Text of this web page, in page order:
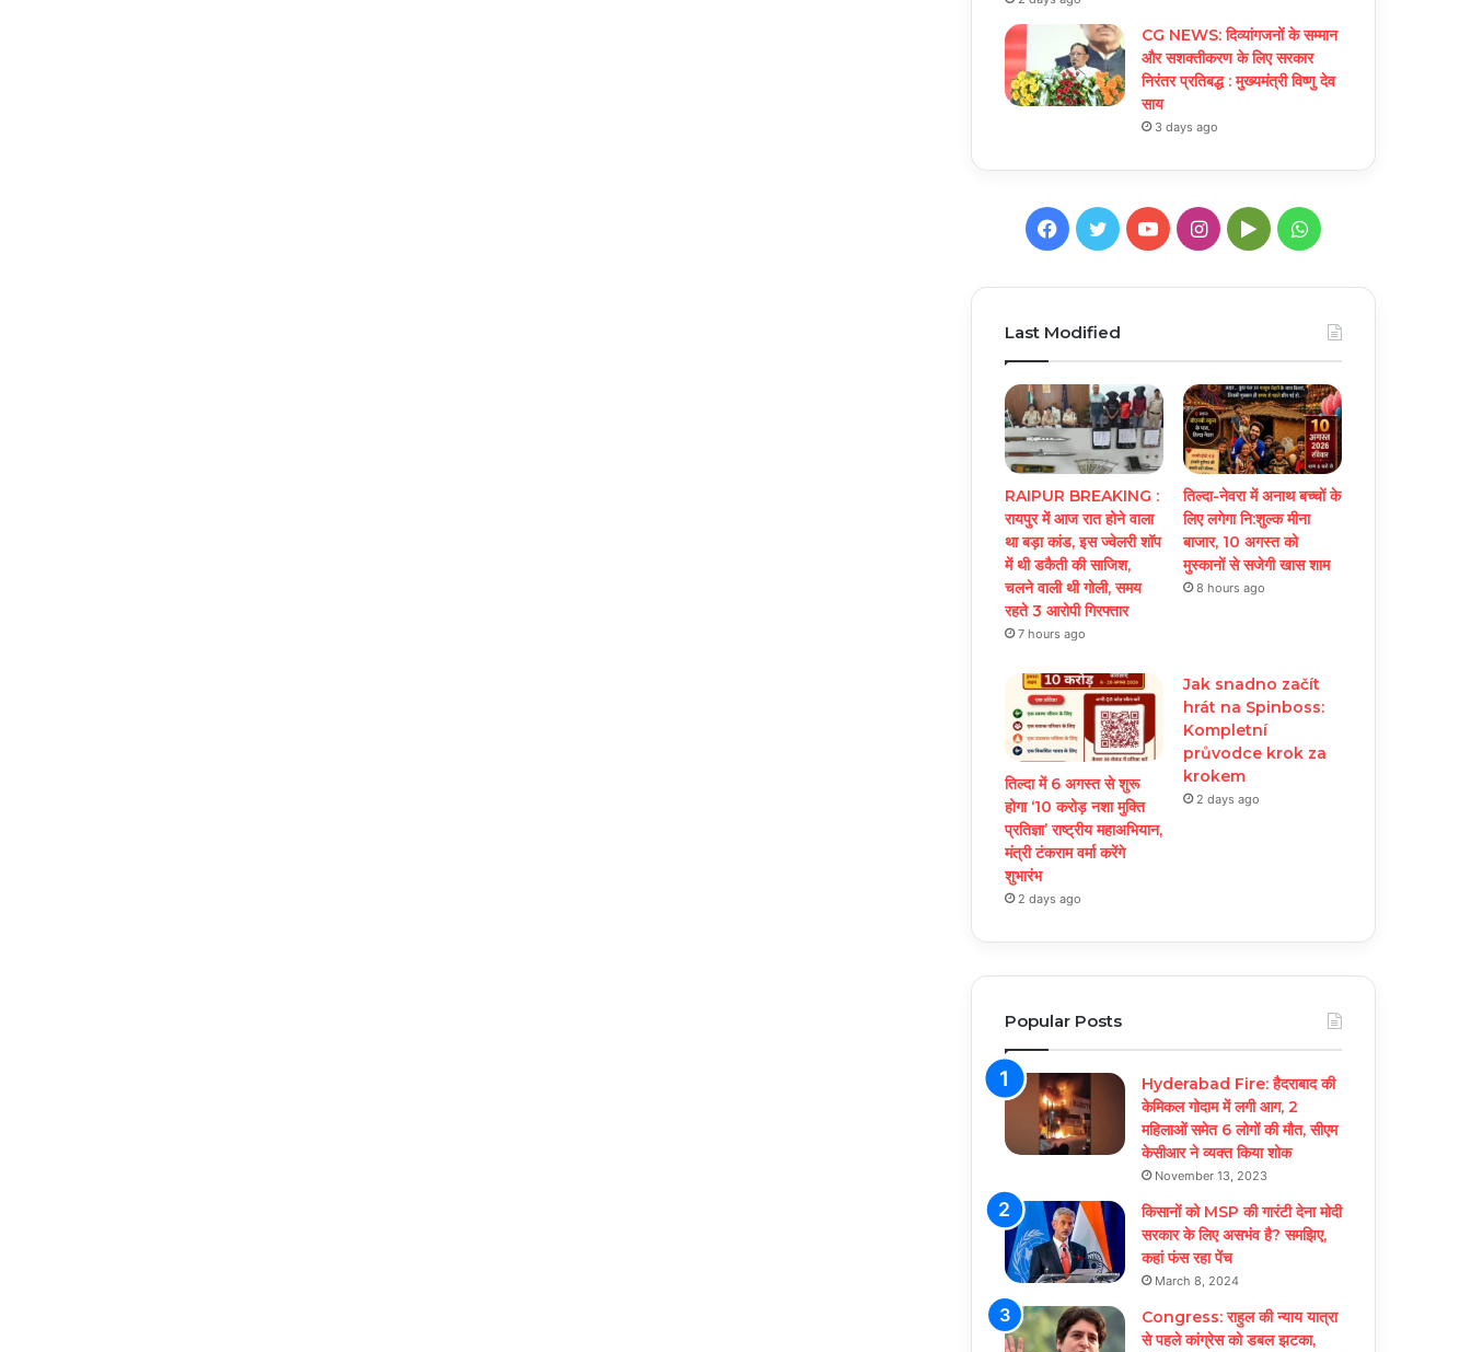
CG NEWS: दिव्यांगजनों के सम्मान
और सशक्तीकरण के लिए सरकार
निरंतर प्रतिबद्ध : मुख्यमंत्री विष्णु देव
साय
3 days ago
Facebook
TwitterYouTubeInstagram
GoogleWhatsApp
Last Modified
RAIPUR BREAKING :
रायपुर में आज रात होने वाला
था बड़ा कांड, इस ज्वेलरी शॉप
में थी डकैती की साजिश,
चलने वाली थी गोली, समय
रहते 3 आरोपी गिरफ्तार
7 hours ago
तिल्दा-नेवरा में अनाथ बच्चों के
लिए लगेगा नि:शुल्क मीना
बाजार, 10 अगस्त को
मुस्कानों से सजेगी खास शाम
8 hours ago
तिल्दा में 6 अगस्त से शुरू
होगा ‘10 करोड़ नशा मुक्ति
प्रतिज्ञा’ राष्ट्रीय महाअभियान,
मंत्री टंकराम वर्मा करेंगे
शुभारंभ
2 days ago
Jak snadno začít
hrát na Spinboss:
Kompletní
průvodce krok za
krokem
2 days ago
Popular Posts
Hyderabad Fire: हैदराबाद की
केमिकल गोदाम में लगी आग, 2
महिलाओं समेत 6 लोगों की मौत, सीएम
केसीआर ने व्यक्त किया शोक
November 13, 2023
किसानों को MSP की गारंटी देना मोदी
सरकार के लिए असभंव है? समझिए,
कहां फंस रहा पेंच
March 8, 2024
Congress: राहुल की न्याय यात्रा
से पहले कांग्रेस को डबल झटका,